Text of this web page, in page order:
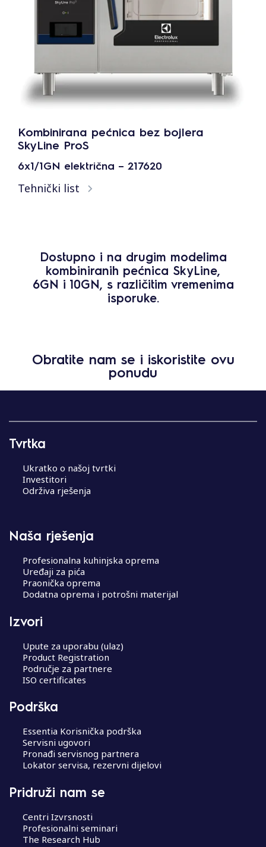
Kombinirana pećnica bez bojlera
SkyLine ProS
6x1/1GN električna – 217620
Tehnički list
Dostupno i na drugim modelima
kombiniranih pećnica SkyLine,
6GN i 10GN, s različitim vremenima
isporuke.
Obratite nam se i iskoristite ovu
ponudu
Tvrtka
Ukratko o našoj tvrtki
Investitori
Održiva rješenja
Naša rješenja
Profesionalna kuhinjska oprema
Uređaji za pića
Praonička oprema
Dodatna oprema i potrošni materijal
Izvori
Upute za uporabu (ulaz)
Product Registration
Područje za partnere
ISO certificates
Podrška
Essentia Korisnička podrška
Servisni ugovori
Pronađi servisnog partnera
Lokator servisa, rezervni dijelovi
Pridruži nam se
Centri Izvrsnosti
Profesionalni seminari
The Research Hub